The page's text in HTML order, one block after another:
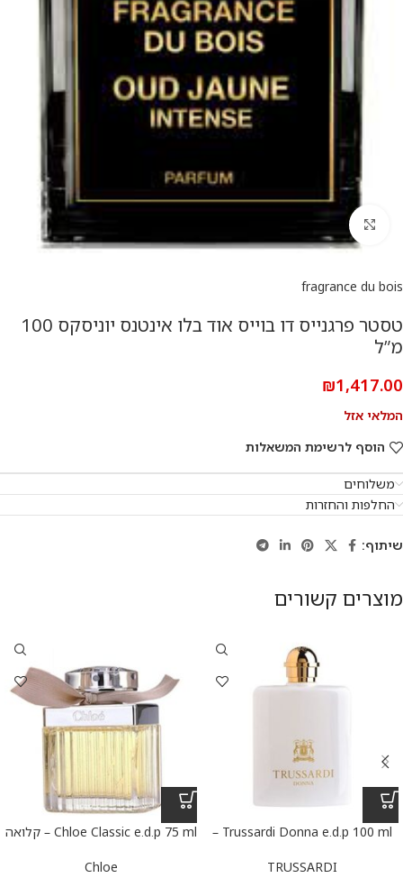
להגדלת התמונה
fragrance du bois
טסטר פרגנייס דו בוייס אוד בלו אינטנס יוניסקס 100
מ”ל
₪1,417.00
המלאי אזל
הוסף לרשימת המשאלות
משלוחים
החלפות והחזרות
שיתוף:
מוצרים קשורים
Trussardi Donna e.d.p 100 ml –
TRUSSARDI
Chloe Classic e.d.p 75 ml – קלואה
Chloe